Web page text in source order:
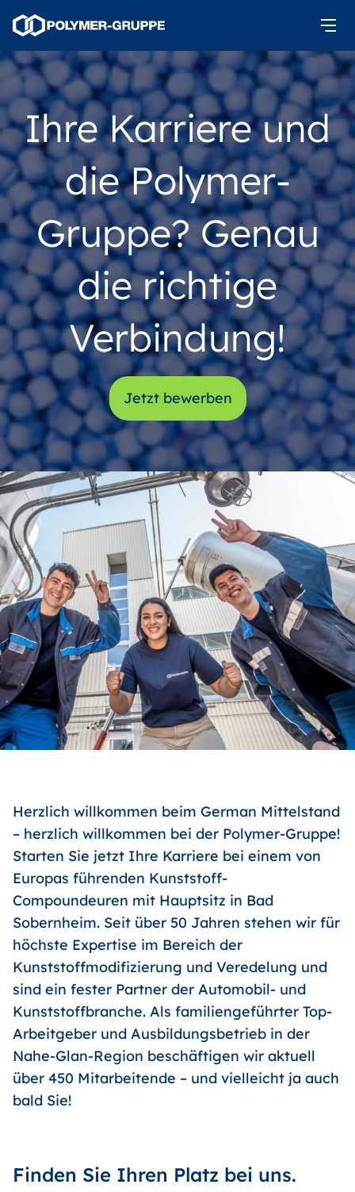
Ihre Karriere und
die Polymer-
Gruppe? Genau
die richtige
Verbindung!
Jetzt bewerben
Herzlich willkommen beim German Mittelstand
– herzlich willkommen bei der Polymer-Gruppe!
Starten Sie jetzt Ihre Karriere bei einem von
Europas führenden Kunststoff-
Compoundeuren mit Hauptsitz in Bad
Sobernheim. Seit über 50 Jahren stehen wir für
höchste Expertise im Bereich der
Kunststoffmodifizierung und Veredelung und
sind ein fester Partner der Automobil- und
Kunststoffbranche. Als familiengeführter Top-
Arbeitgeber und Ausbildungsbetrieb in der
Nahe-Glan-Region beschäftigen wir aktuell
über 450 Mitarbeitende – und vielleicht ja auch
bald Sie!
Finden Sie Ihren Platz bei uns.